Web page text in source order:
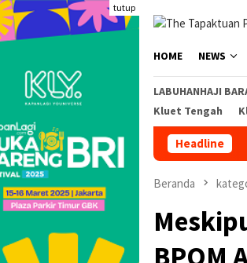
Loncat
ke
konten
tutup
HOME NEWS
LABUHANHAJI
Kluet Tengah
Headline
Beranda